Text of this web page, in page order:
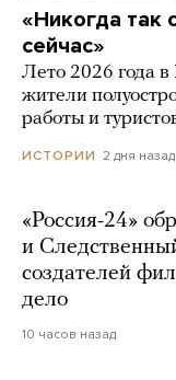
«Никогда так
сейчас»
Лето 2026 года
жители
работы и
ИСТОРИИ 2 дня назад
«Россия-24»
и
создателей
дело
10 часов назад